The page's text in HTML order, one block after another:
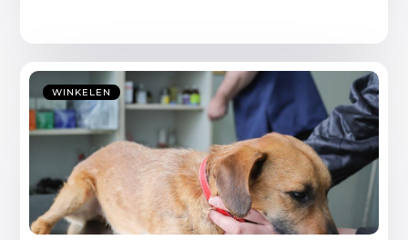
WINKELEN